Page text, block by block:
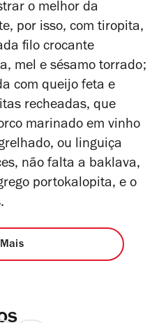
o melhor da
por isso, com tiropita,
filo crocante
mel e sésamo torrado;
com queijo feta e
recheadas, que
marinado em vinho
ou linguiça
não falta a baklava,
portokalopita, e o